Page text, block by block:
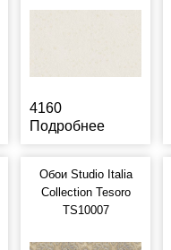
4160
Подробнее
Обои Studio Italia
Collection Tesoro
TS10007